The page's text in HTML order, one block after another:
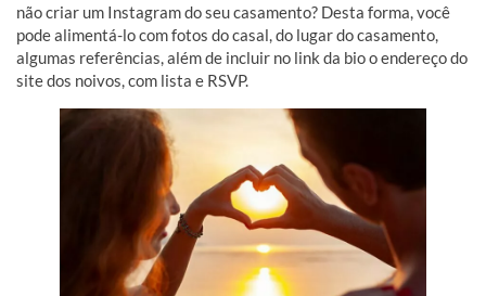
não criar um Instagram do seu casamento? Desta forma, você
pode alimentá-lo com fotos do casal, do lugar do casamento,
algumas referências, além de incluir no link da bio o endereço do
site dos noivos, com lista e RSVP.